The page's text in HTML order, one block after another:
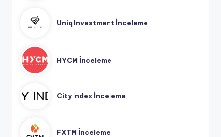
Uniq Investment İnceleme
HYCM İnceleme
City Index İnceleme
FXTM İnceleme